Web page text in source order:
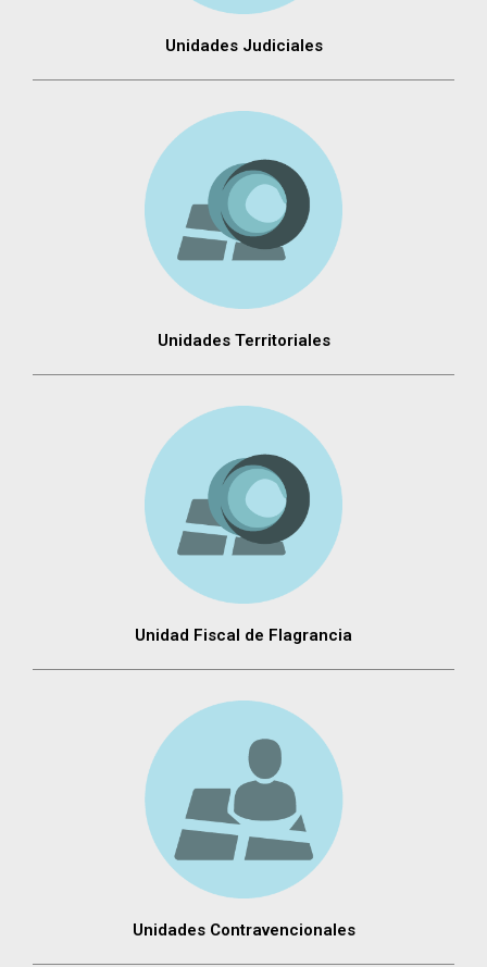
Unidades Judiciales
Unidades Territoriales
Unidad Fiscal de Flagrancia
Unidades Contravencionales